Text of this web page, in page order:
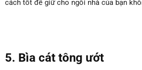
cách tốt để giữ cho ngôi nhà của bạn
5. Bìa cát tông ướt